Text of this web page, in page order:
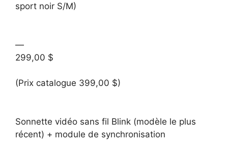
sport noir S/M)
—
299,00 $
(Prix catalogue 399,00 $)
Sonnette vidéo sans fil Blink (modèle le plus
récent) + module de synchronisation